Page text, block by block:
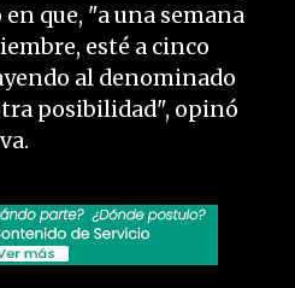
que, "a una semana
esté a cinco
al denominado
posibilidad", opinó